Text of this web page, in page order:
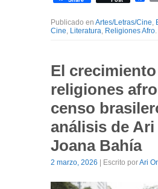
Publicado en Artes/Letras/Cine,
Cine, Literatura, Religiones Afro.
El
religiones
censo
análisis de
Joana Bahía
2 marzo, 2026 | Escrito porAri